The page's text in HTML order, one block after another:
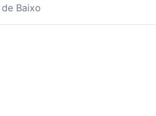
Baixo